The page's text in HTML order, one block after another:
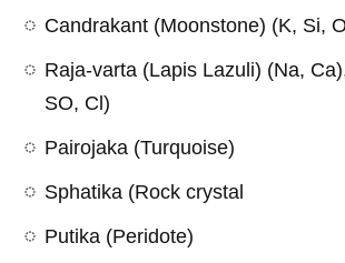
Candrakant (Moonstone) (K, Si,
Raja-varta (Lapis Lazuli) (Na,
SO, Cl)
Pairojaka (Turquoise)
Sphatika (Rock crystal
Putika (Peridote)